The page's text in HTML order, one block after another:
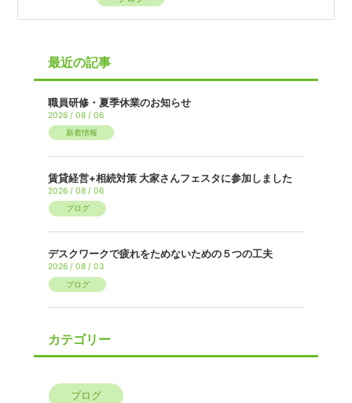
最近の記事
職員研修・夏季休業のお知らせ
2026 / 08 / 06
新着情報
賃貸経営+相続対策 大家さんフェスタに参加しました
2026 / 08 / 06
ブログ
デスクワークで疲れをためないための５つの工夫
2026 / 08 / 03
ブログ
カテゴリー
ブログ